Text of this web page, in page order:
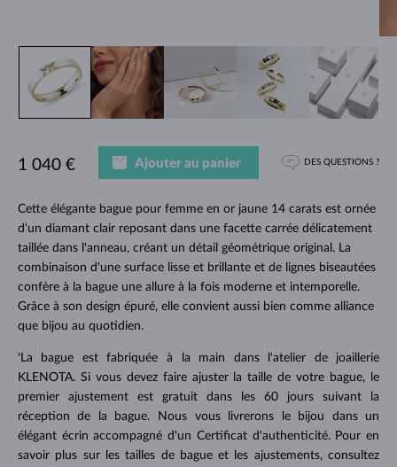
Cette élégante bague pour femme en or jaune 14 carats est ornée
d'un diamant clair reposant dans une facette carrée délicatement
taillée dans l'anneau, créant un détail géométrique original. La
combinaison d'une surface lisse et brillante et de lignes biseautées
confère à la bague une allure à la fois moderne et intemporelle.
Grâce à son design épuré, elle convient aussi bien comme alliance
que bijou au quotidien.
'La bague est fabriquée à la main dans l'atelier de joaillerie
KLENOTA. Si vous devez faire ajuster la taille de votre bague, le
premier ajustement est gratuit dans les 60 jours suivant la
réception de la bague. Nous vous livrerons le bijou dans un
élégant écrin accompagné d'un Certificat d'authenticité. Pour en
savoir plus sur les tailles de bague et les ajustements, consultez
1 040 € Ajouter au panier DES QUESTIONS ?